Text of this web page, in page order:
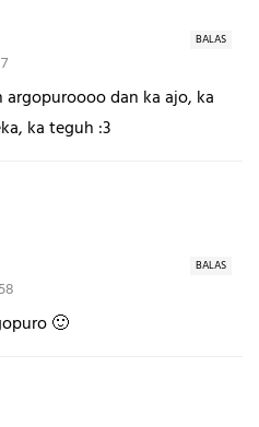
BALAS
argopuroooo dan ka ajo, ka
ka teguh :3
BALAS
🙂